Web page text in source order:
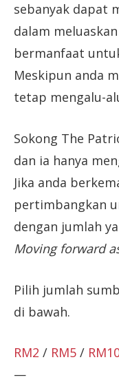
sebanyak dapat
dalam
bermanfaat
Meskipun anda
tetap mengalu-
Sokong The
dan ia hanya
Jika anda
pertimbangkan
dengan jumlah
Moving forward
Pilih jumlah
di bawah.
RM2 / RM5 /
—